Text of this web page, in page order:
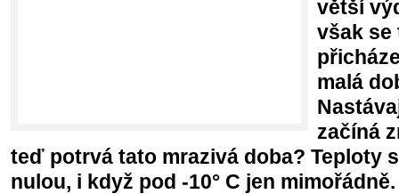
větší
však se
malá
začíná
teď potrvá tato mrazivá doba? Teploty
nulou, i když pod -10° C jen